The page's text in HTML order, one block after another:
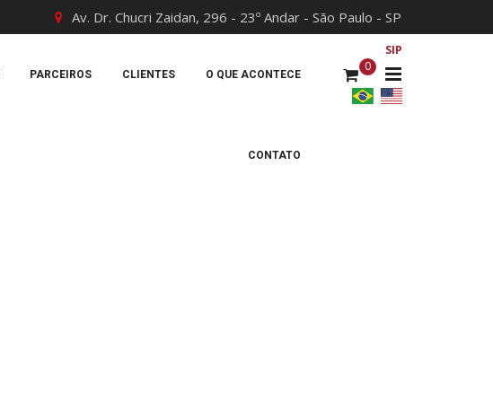
Av. Dr. Chucri Zaidan, 296 - 23º Andar - São Paulo - SP
PARCEIROS CLIENTES O QUE ACONTECE
CONTATO
x
0
SIP